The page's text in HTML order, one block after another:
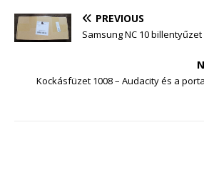
PREVIOUS
Samsung NC 10
Kockásfüzet 1008 – Audacity és a